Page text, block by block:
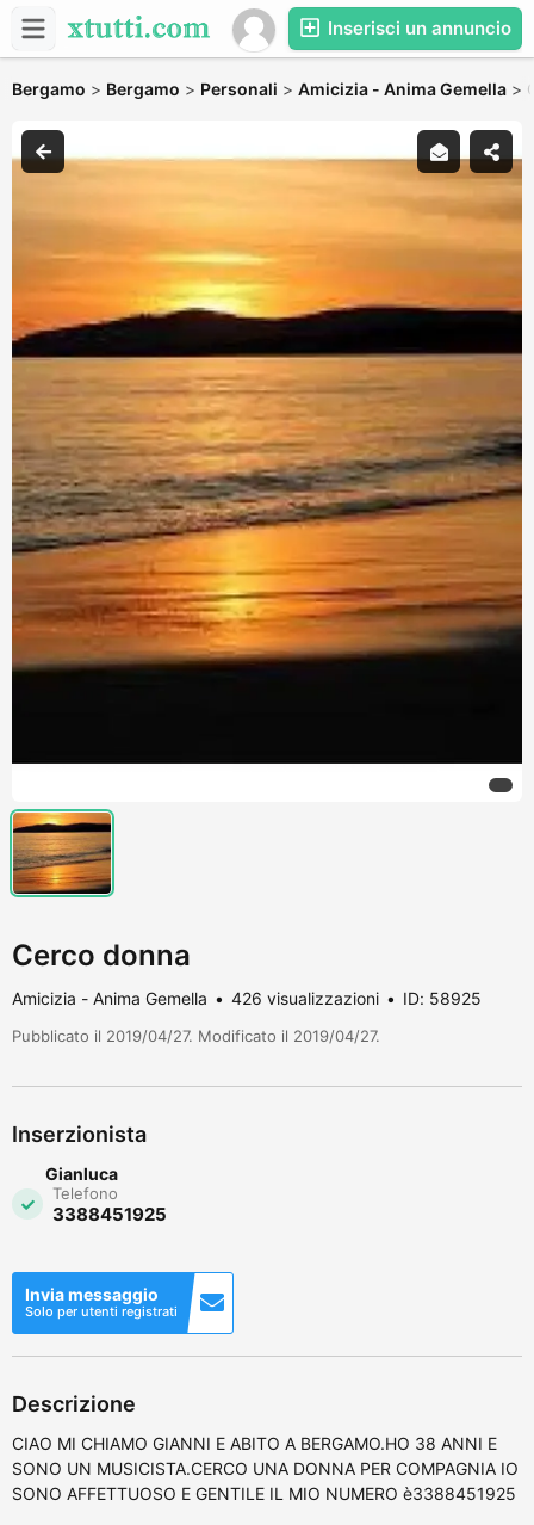
Inserisci un annuncio
Bergamo > Bergamo > Personali > Amicizia - Anima Gemella >
Cerco donna
Amicizia - Anima Gemella 426 visualizzazioni ID: 58925
Pubblicato il 2019/04/27. Modificato il 2019/04/27.
Inserzionista
Gianluca
Telefono
3388451925
Invia messaggio
Solo per utenti registrati
Descrizione
CIAO MI CHIAMO GIANNI E ABITO A BERGAMO.HO 38 ANNI E
SONO UN MUSICISTA.CERCO UNA DONNA PER COMPAGNIA IO
SONO AFFETTUOSO E GENTILE IL MIO NUMERO è3388451925